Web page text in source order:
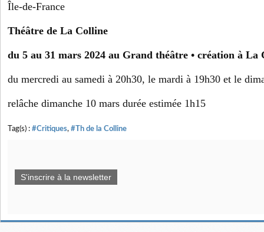
Île-de-France
Théâtre de La Colline
du 5 au 31 mars 2024 au Grand théâtre • création à La
du mercredi au samedi à 20h30, le mardi à 19h30 et le
relâche dimanche 10 mars durée estimée 1h15
Tag(s) : #Critiques, #Th de la Colline
S'inscrire à la newsletter